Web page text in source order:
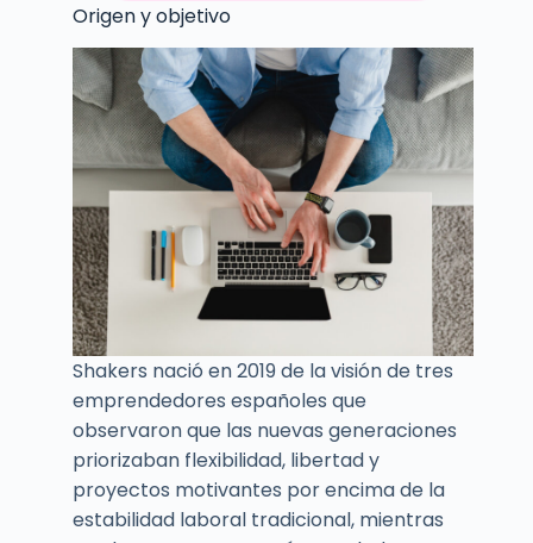
Origen y objetivo
Shakers nació en 2019 de la visión de tres
emprendedores españoles que
observaron que las nuevas generaciones
priorizaban flexibilidad, libertad y
proyectos motivantes por encima de la
estabilidad laboral tradicional, mientras